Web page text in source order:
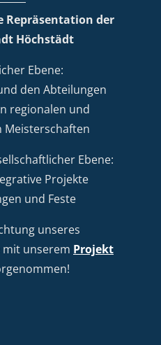
Repräsentation der
Höchstädt
Ebene:
den Abteilungen
regionalen und
Meisterschaften
Ebene:
Projekte
und Feste
unseres
unserem Projekt